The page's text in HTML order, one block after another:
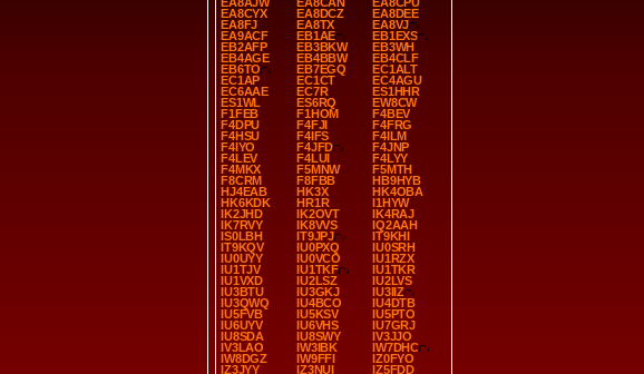
EA8CYX
EA8DCZ
EA8DEE
EA8FJ
EA8TX
EA8VJ
EA9ACF
EB1AE
EB1EXS
EB2AFP
EB3BKW
EB3WH
EB4AGE
EB4BBW
EB4CLF
EB6TO
EB7EGQ
EC1ALT
EC1AP
EC1CT
EC4AGU
EC6AAE
EC7R
ES1HHR
ES1WL
ES6RQ
EW8CW
F1FEB
F1HOM
F4BEV
F4DPU
F4FJI
F4FRG
F4HSU
F4IFS
F4ILM
F4IYO
F4JFD
F4JNP
F4LEV
F4LUI
F4LYY
F4MKX
F5MNW
F5MTH
F8CRM
F8FBB
HB9HYB
HJ4EAB
HK3X
HK4OBA
HK6KDK
HR1R
I1HYW
IK2JHD
IK2OVT
IK4RAJ
IK7RVY
IK8VVS
IQ2AAH
IS0LBH
IT9JPJ
IT9KHI
IT9KQV
IU0PXQ
IU0SRH
IU0UYY
IU0VCO
IU1RZX
IU1TJV
IU1TKF
IU1TKR
IU1VXD
IU2LSZ
IU2LVS
IU3BTU
IU3GKJ
IU3IIZ
IU3QWQ
IU4BCO
IU4DTB
IU5FVB
IU5KSV
IU5PTO
IU6UYV
IU6VHS
IU7GRJ
IU8SDA
IU8SWY
IV3JJO
IV3LAO
IW3IBK
IW7DHC
IW8DGZ
IW9FFI
IZ0FYO
IZ3JYY
IZ3NUI
IZ5FDD